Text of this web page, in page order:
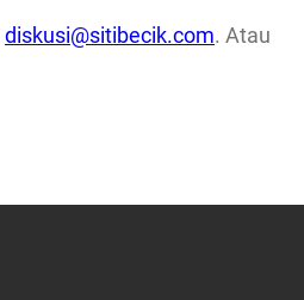
diskusi@sitibecik.com. Atau